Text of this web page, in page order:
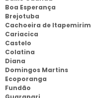
Boa Esperança
Brejotuba
Cachoeira de Itapemirim
Cariacica
Castelo
Colatina
Diana
Domingos Martins
Ecoporanga
Fundão